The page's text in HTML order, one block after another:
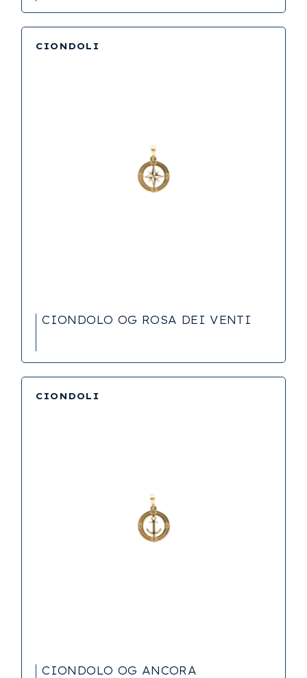
CIONDOLI
CIONDOLO OG ROSA DEI VENTI
CIONDOLI
CIONDOLO OG ANCORA